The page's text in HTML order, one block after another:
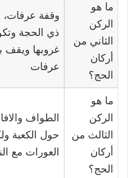
ما هو
الركن
الثاني من
أركان
الحج؟
وقفة عرفات،
ذي الحجة
غروبها ويقف
عرفات
ما هو
الركن
الثالث من
أركان
الحج؟
الطواف
حول الكعبة
العورات مع